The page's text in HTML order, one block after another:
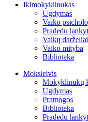
Ikimokyklinukas
Ugdymas
Vaiko
Pradedu
Vaikų darželiai
Vaiko mityba
Biblioteka
Moksleivis
Mokyklinukų
Ugdymas
Pramogos
Biblioteka
Pradedu